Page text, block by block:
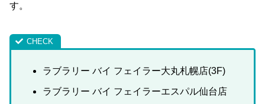
す。
ラブラリー バイ フェイラー大丸札幌店(3F)
ラブラリー バイ フェイラーエスパル仙台店